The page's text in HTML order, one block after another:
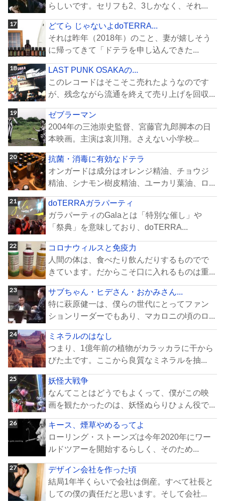
らしいです。セリフも2、3しかなく、それ...
どてら じゃないよdoTERRA...
それは昨年（2018年）のこと、妻が嬉しそう
に帰ってきて「ドテラを申し込んできた...
LAST PUNK OSAKAの...
このレコードはそこそこ売れたようなのです
が、残念ながら流通を終えて売り上げを回収...
ゼブラーマン
2004年の三池崇史監督、宮藤官九郎脚本の日
本映画。主演は哀川翔。さえない小学校...
抗菌・消毒に有効なドテラ
オンガードは成分はオレンジ精油、チョウジ
精油、シナモン樹皮精油、ユーカリ葉油、ロ...
doTERRAガラパーティ
ガラパーティのGalaとは「特別な催し」や
「祭典」を意味しており、doTERRA...
コロナウィルスと免疫力
人間の体は、食べたり飲んだりするものでで
きています。だからこそ口に入れるものは重...
サブちゃん・ヒデさん・おかみさん...
特に萩原健一は、僕らの世代にとってファン
ションリーダーでもあり、マカロニの頃のロ...
ミネラルのはなし
つまり、1億年前の植物がカラッカラに干から
びた土です。ここから良質なミネラルを抽...
妖怪大戦争
なんてことはどうでもよくって、僕がこの映
画を観たかったのは、妖怪ぬらりひょん役で...
キース、煙草やめるってよ
ローリング・ストーンズは今年2020年にワー
ルドツアーを開始するらしく、そのため...
デザイン会社を作った頃
結局1年半くらいで会社は倒産。すべて社長と
しての僕の責任だと思います。そして会社...